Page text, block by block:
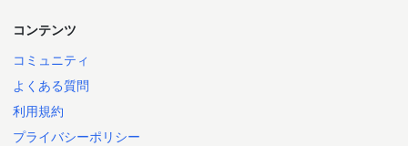
コンテンツ
コミュニティ
よくある質問
利用規約
プライバシーポリシー